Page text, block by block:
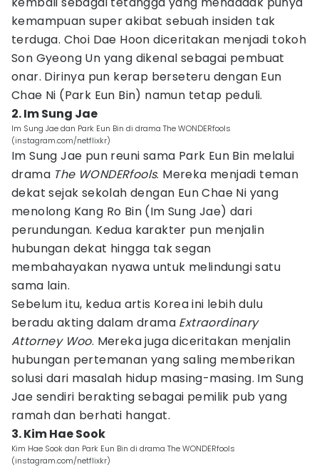
kemampuan super akibat sebuah insiden tak
terduga. Choi Dae Hoon diceritakan menjadi tokoh
Son Gyeong Un yang dikenal sebagai pembuat
onar. Dirinya pun kerap berseteru dengan Eun
Chae Ni (Park Eun Bin) namun tetap peduli.
2. Im Sung Jae
Im Sung Jae dan Park Eun Bin di drama The WONDERfools
(instagram.com/netflixkr)
Im Sung Jae pun reuni sama Park Eun Bin melalui
drama The WONDERfools. Mereka menjadi teman
dekat sejak sekolah dengan Eun Chae Ni yang
menolong Kang Ro Bin (Im Sung Jae) dari
perundungan. Kedua karakter pun menjalin
hubungan dekat hingga tak segan
membahayakan nyawa untuk melindungi satu
sama lain.
Sebelum itu, kedua artis Korea ini lebih dulu
beradu akting dalam drama Extraordinary
Attorney Woo. Mereka juga diceritakan menjalin
hubungan pertemanan yang saling memberikan
solusi dari masalah hidup masing-masing. Im Sung
Jae sendiri berakting sebagai pemilik pub yang
ramah dan berhati hangat.
3. Kim Hae Sook
Kim Hae Sook dan Park Eun Bin di drama The WONDERfools
(instagram.com/netflixkr)